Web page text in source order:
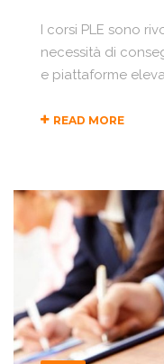
I corsi PLE sono
necessità di
e piattaforme
READ MORE